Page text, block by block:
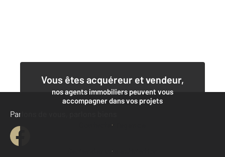
Vous êtes acquéreur et vendeur,
nos agents immobiliers peuvent vous
accompagner dans vos projets
Contacter l'agence
Demander une estimation
Parlons de vous, parlons biens